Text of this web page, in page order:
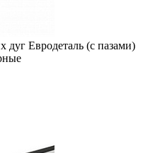
дуг Евродеталь (с пазами)